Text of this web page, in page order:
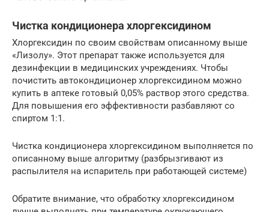
Чистка кондиционера хлоргексидином
Хлоргексидин по своим свойствам описанному выше
«Лизолу». Этот препарат также используется для
дезинфекции в медицинских учреждениях. Чтобы
почистить автокондиционер хлоргексидином можно
купить в аптеке готовый 0,05% раствор этого средства.
Для повышения его эффективности разбавляют со
спиртом 1:1.
Чистка кондиционера хлоргексидином выполняется по
описанному выше алгоритму (разбрызгивают из
распылителя на испаритель при работающей системе)
Обратите внимание, что обработку хлоргексидином